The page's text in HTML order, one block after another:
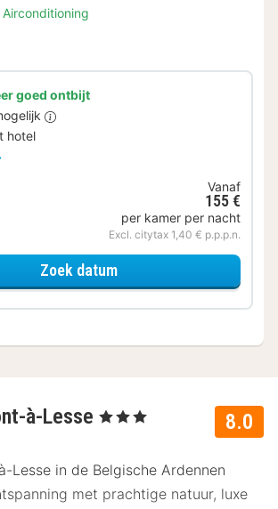
Airconditioning
goed ontbijt
hotel
Vanaf
155 €
per kamer per nacht
Excl. citytax 1,40 € p.p.p.n.
Zoek datumvoor
8.0
à-Lesse , 3 Sterren
Lesse in de Belgische Ardennen
met prachtige natuur, luxe